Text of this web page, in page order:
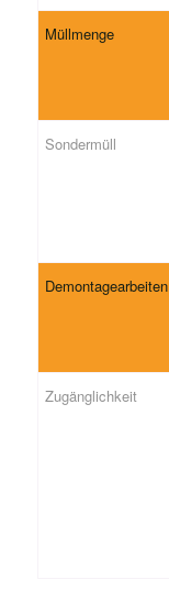
Müllmenge
Sondermüll
Demontagearbeiten
Zugänglichkeit